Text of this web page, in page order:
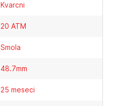
Kvarcni
20 ATM
Smola
48.7mm
25 meseci